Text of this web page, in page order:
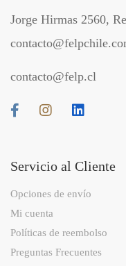
Jorge Hirmas 2560,
contacto@felp.cl
Servicio al Cliente
Opciones de envío
Mi cuenta
Políticas de reembolso
Preguntas Frecuentes